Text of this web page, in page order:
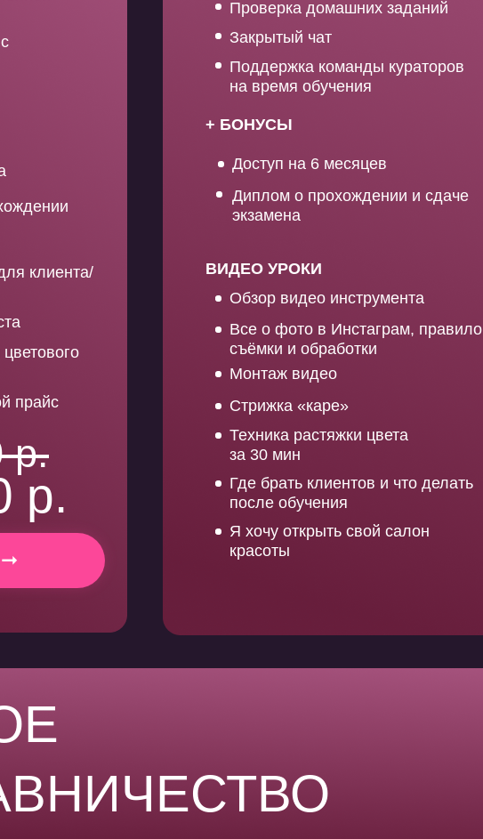
Проверка домашних заданий
+ БОНУСЫ
Доступ на 6 месяцев
Диплом о прохождении и сдаче
экзамена
ВИДЕО УРОКИ
Обзор видео инструмента
Все о фото в Инстаграм, правило
съёмки и обработки
Монтаж видео
Стрижка «каре»
Техника растяжки цвета
за 30 мин
Где брать клиентов и что делать
после обучения
Я хочу открыть свой салон
красоты
Закрытый чат
Поддержка команды кураторов
на время обучения
клиента/
прайс
р.
р.